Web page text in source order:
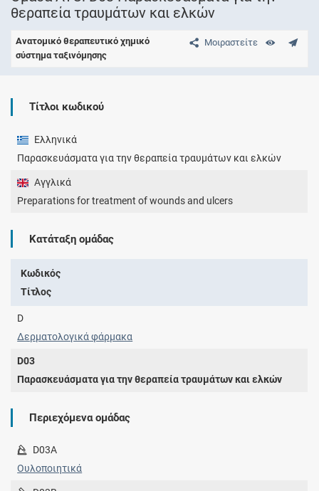
θεραπεία τραυμάτων και ελκών
Μοιραστείτε
Ανατομικό θεραπευτικό χημικό
σύστημα ταξινόμησης
Τίτλοι κωδικού
Ελληνικά
Παρασκευάσματα για την θεραπεία τραυμάτων και ελκών
Αγγλικά
Preparations for treatment of wounds and ulcers
Κατάταξη ομάδας
Κωδικός
Τίτλος
D
Δερματολογικά φάρμακα
D03
Παρασκευάσματα για την θεραπεία τραυμάτων και ελκών
Περιεχόμενα ομάδας
D03A
Ουλοποιητικά